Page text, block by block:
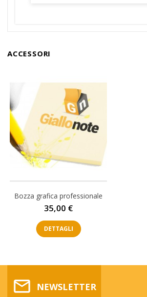
ACCESSORI
Bozza grafica professionale
Prezzo
35,00 €
DETTAGLI
mail_outline NEWSLETTER